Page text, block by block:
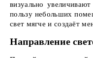
визуально
пользу небольших
свет мягче и создаёт
Направление